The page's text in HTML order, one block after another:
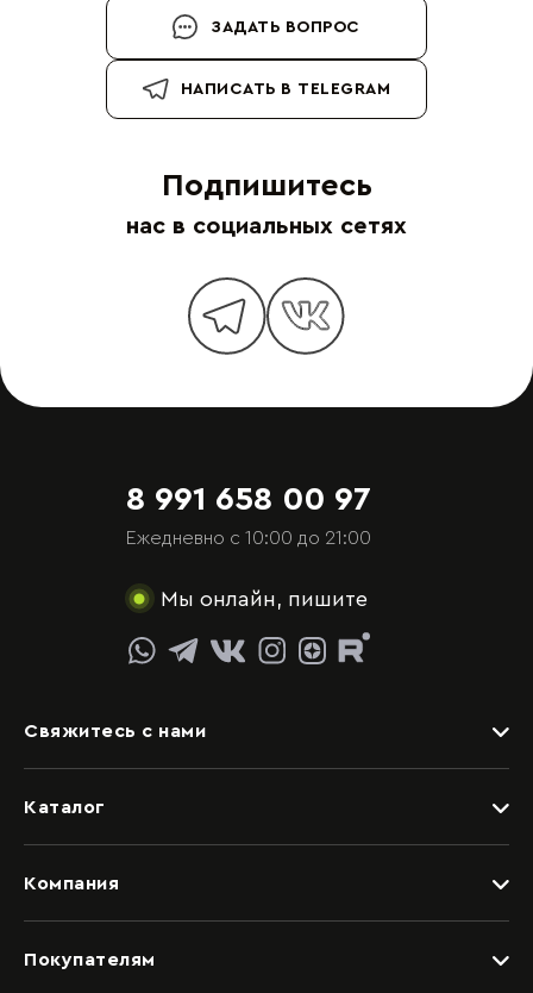
ЗАДАТЬ ВОПРОС
НАПИСАТЬ В TELEGRAM
Подпишитесь
нас в социальных сетях
8 991 658 00 97
Ежедневно с 10:00 до 21:00
Мы онлайн, пишите
Каталог
Детские
Спальни
Гостиные
Прихожие
Компания
Дизайнерам
Салоны
Покупателям
Свяжитесь с нами
Задать вопрос
Видеоконсультация со специалистом
Обращение в отдел качества
Написать руководству